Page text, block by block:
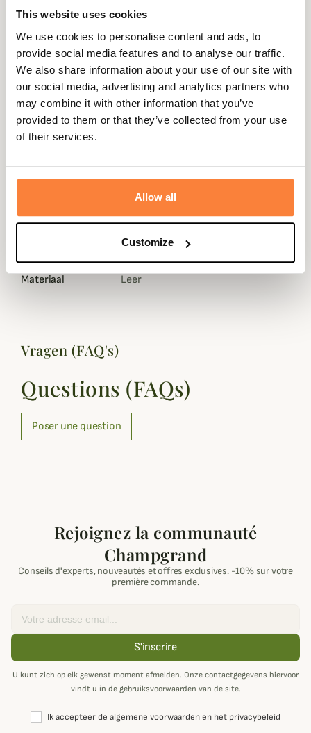
This website uses cookies
We use cookies to personalise content and ads, to
provide social media features and to analyse our traffic.
We also share information about your use of our site with
our social media, advertising and analytics partners who
may combine it with other information that you’ve
provided to them or that they’ve collected from your use
of their services.
Allow all
Customize
Expédié dans
la journée
Échange ou
retour sous
90 jours
Paiement
sécurisé
Paiement en
3 fois dès 100
euros
Gegevensblad
vervaardiging
Materiaal Leer
Vragen (FAQ's)
Questions (FAQs)
Poser une question
Rejoignez la communauté
Champgrand
Conseils d'experts, nouveautés et offres exclusives. -10% sur votre
première commande.
S'inscrire
U kunt zich op elk gewenst moment afmelden. Onze contactgegevens hiervoor
vindt u in de gebruiksvoorwaarden van de site.
Ik accepteer de algemene voorwaarden en het privacybeleid